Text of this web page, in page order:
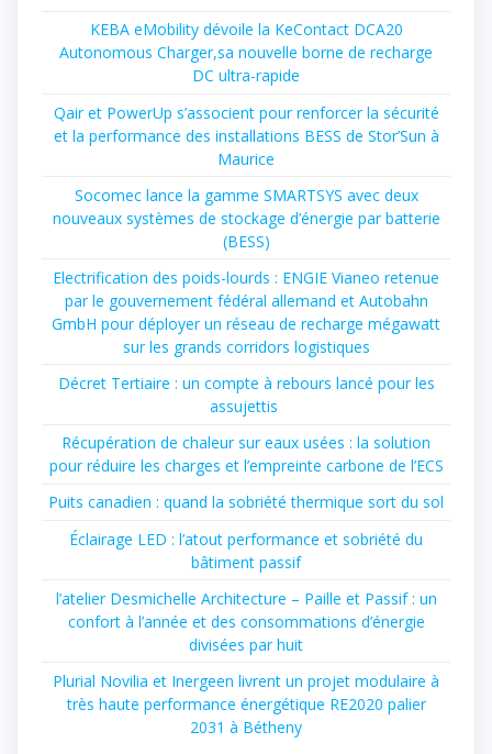
KEBA eMobility dévoile la KeContact DCA20
Autonomous Charger,sa nouvelle borne de recharge
DC ultra-rapide
Qair et PowerUp s’associent pour renforcer la sécurité
et la performance des installations BESS de Stor’Sun à
Maurice
Socomec lance la gamme SMARTSYS avec deux
nouveaux systèmes de stockage d’énergie par batterie
(BESS)
Electrification des poids-lourds : ENGIE Vianeo retenue
par le gouvernement fédéral allemand et Autobahn
GmbH pour déployer un réseau de recharge mégawatt
sur les grands corridors logistiques
Décret Tertiaire : un compte à rebours lancé pour les
assujettis
Récupération de chaleur sur eaux usées : la solution
pour réduire les charges et l’empreinte carbone de l’ECS
Puits canadien : quand la sobriété thermique sort du sol
Éclairage LED : l’atout performance et sobriété du
bâtiment passif
l’atelier Desmichelle Architecture – Paille et Passif : un
confort à l’année et des consommations d’énergie
divisées par huit
Plurial Novilia et Inergeen livrent un projet modulaire à
très haute performance énergétique RE2020 palier
2031 à Bétheny